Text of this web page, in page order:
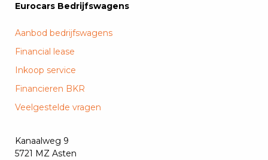
Eurocars Bedrijfswagens
Aanbod bedrijfswagens
Financial lease
Inkoop service
Financieren BKR
Veelgestelde vragen
Kanaalweg 9
5721 MZ Asten